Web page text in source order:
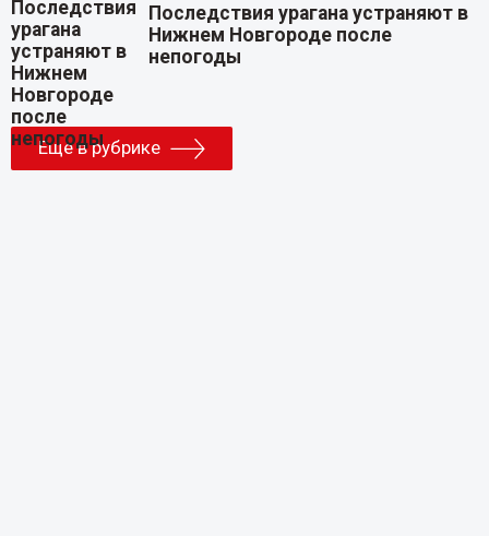
Последствия урагана устраняют в
Нижнем Новгороде после
непогоды
Еще в рубрике